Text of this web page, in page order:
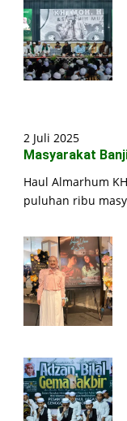
2 Juli 2025
Masyarakat
Haul Almarhum
puluhan ribu